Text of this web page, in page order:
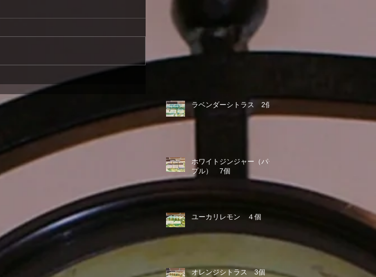
ラベンダーシトラス 2個
ホワイトジンジャー（パー
プル） 7個
ユーカリレモン ４個
オレンジシトラス 3個